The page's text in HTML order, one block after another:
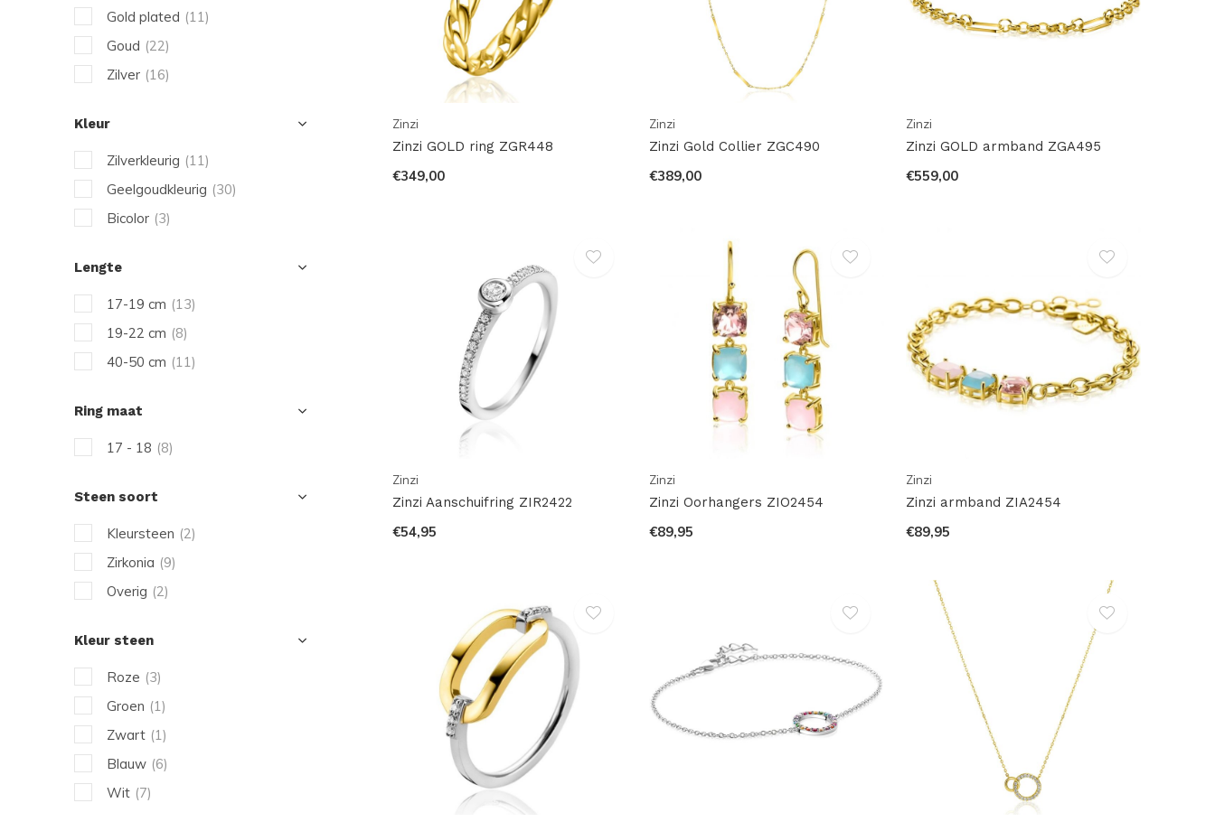
Zinzi
Zinzi GOLD ring ZGR448
€349,00
Zinzi
Zinzi Gold Collier ZGC490
€389,00
Zinzi
Zinzi GOLD armband ZGA495
€559,00
Zinzi
Zinzi Aanschuifring ZIR2422
€54,95
Zinzi
Zinzi Oorhangers ZIO2454
€89,95
Zinzi
Zinzi armband ZIA2454
€89,95
Gold plated (11)
Goud (22)
Zilver (16)
Kleur
Zilverkleurig (11)
Geelgoudkleurig (30)
Bicolor (3)
Lengte
17-19 cm (13)
19-22 cm (8)
40-50 cm (11)
Ring maat
17 - 18 (8)
Steen soort
Kleursteen (2)
Zirkonia (9)
Overig (2)
Kleur steen
Roze (3)
Groen (1)
Zwart (1)
Blauw (6)
Wit (7)